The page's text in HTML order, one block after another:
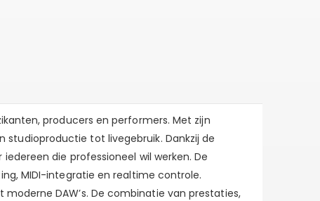
producers en performers. Met zijn
tot livegebruik. Dankzij de
die professioneel wil werken. De
MIDI-integratie en realtime controle.
DAW’s. De combinatie van prestaties,